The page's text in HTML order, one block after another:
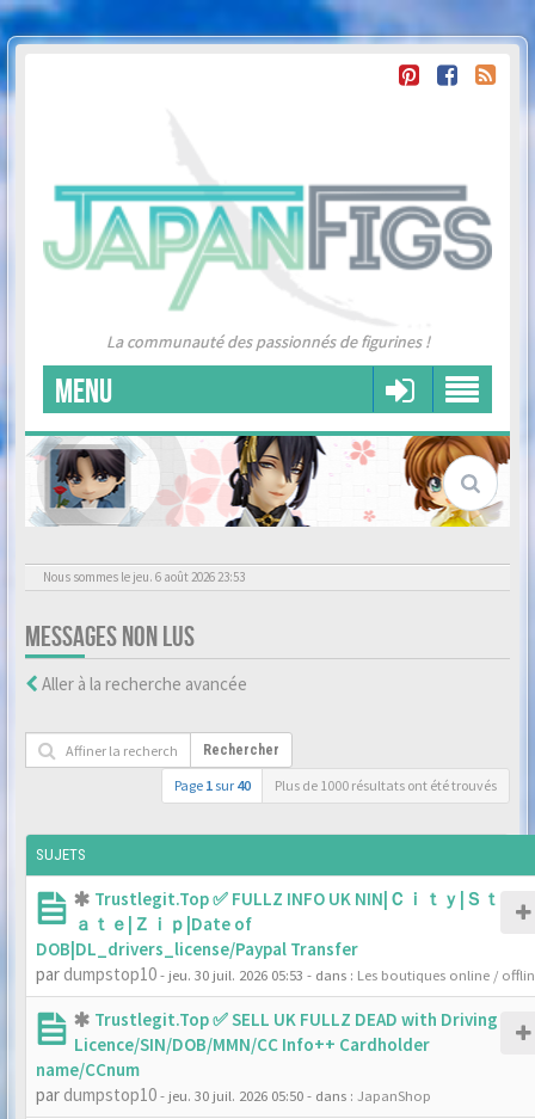
La communauté des passionnés de figurines !
MENU
Nous sommes le jeu. 6 août 2026 23:53
MESSAGES NON LUS
Aller à la recherche avancée
Rechercher
Page 1 sur 40 Plus de 1000 résultats ont été trouvés
SUJETS
Trustlegit.Top ✅ FULLZ INFO UK NIN|Ｃｉｔｙ|Ｓｔ
ａｔｅ|Ｚｉｐ|Date of
DOB|DL_drivers_license/Paypal Transfer
par dumpstop10- jeu. 30 juil. 2026 05:53 - dans : Les boutiques online /
Trustlegit.Top ✅ SELL UK FULLZ DEAD with Driving
Licence/SIN/DOB/MMN/CC Info++ Cardholder
name/CCnum
par dumpstop10- jeu. 30 juil. 2026 05:50- dans : JapanShop